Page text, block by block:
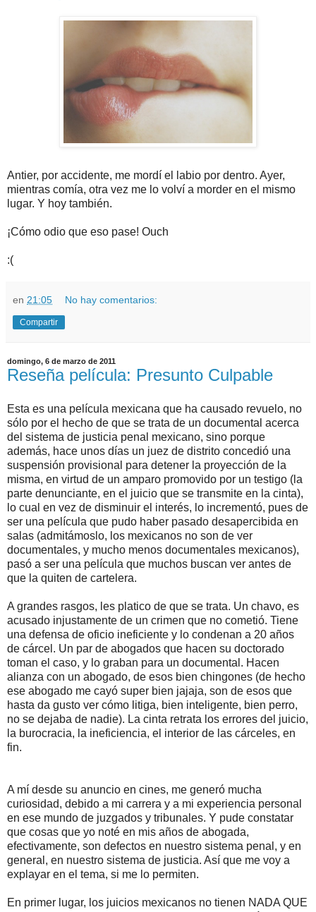
Antier, por accidente, me mordí el labio por dentro. Ayer,
mientras comía, otra vez me lo volví a morder en el mismo
lugar. Y hoy también.
¡Cómo odio que eso pase! Ouch
:(
en 21:05 No hay comentarios:
Compartir
domingo, 6 de marzo de 2011
Reseña película: Presunto Culpable
Esta es una película mexicana que ha causado revuelo, no
sólo por el hecho de que se trata de un documental acerca
del sistema de justicia penal mexicano, sino porque
además, hace unos días un juez de distrito concedió una
suspensión provisional para detener la proyección de la
misma, en virtud de un amparo promovido por un testigo (la
parte denunciante, en el juicio que se transmite en la cinta),
lo cual en vez de disminuir el interés, lo incrementó, pues de
ser una película que pudo haber pasado desapercibida en
salas (admitámoslo, los mexicanos no son de ver
documentales, y mucho menos documentales mexicanos),
pasó a ser una película que muchos buscan ver antes de
que la quiten de cartelera.
A grandes rasgos, les platico de que se trata. Un chavo, es
acusado injustamente de un crimen que no cometió. Tiene
una defensa de oficio ineficiente y lo condenan a 20 años
de cárcel. Un par de abogados que hacen su doctorado
toman el caso, y lo graban para un documental. Hacen
alianza con un abogado, de esos bien chingones (de hecho
ese abogado me cayó super bien jajaja, son de esos que
hasta da gusto ver cómo litiga, bien inteligente, bien perro,
no se dejaba de nadie). La cinta retrata los errores del juicio,
la burocracia, la ineficiencia, el interior de las cárceles, en
fin.
A mí desde su anuncio en cines, me generó mucha
curiosidad, debido a mi carrera y a mi experiencia personal
en ese mundo de juzgados y tribunales. Y pude constatar
que cosas que yo noté en mis años de abogada,
efectivamente, son defectos en nuestro sistema penal, y en
general, en nuestro sistema de justicia. Así que me voy a
explayar en el tema, si me lo permiten.
En primer lugar, los juicios mexicanos no tienen NADA QUE